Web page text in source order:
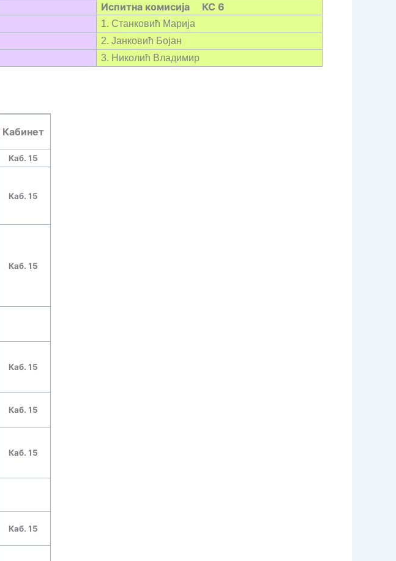
Испитна комисија КС 6
1. Станковић Марија
2. Јанковић Бојан
3. Николић Владимир
Кабинет
Каб. 15
Каб. 15
Каб. 15
Каб. 15
Каб. 15
Каб. 15
Каб. 15